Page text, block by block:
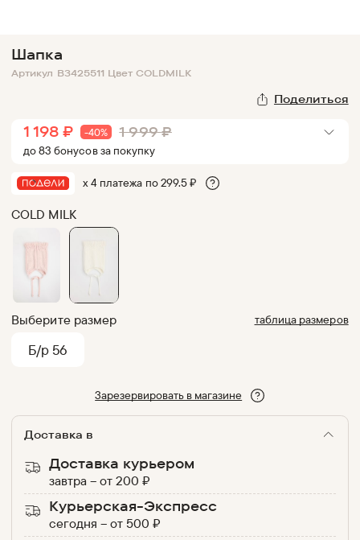
Шапка
Артикул B3425511 Цвет COLDMILK
Поделиться
1 198 ₽ -40% 1 999 ₽
до83 бонусовза покупку
х 4 платежа по299.5₽
COLD MILK
Выберите размер таблица размеров
Б/р 56
Зарезервировать в магазине
Доставка в
Доставка курьером
завтра –от200 ₽
Курьерская-Экспресс
сегодня –от500 ₽